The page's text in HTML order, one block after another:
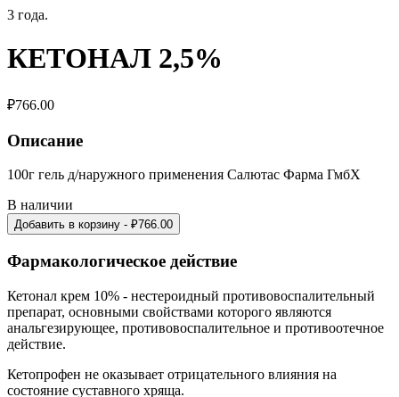
3 года.
КЕТОНАЛ 2,5%
₽766.00
Описание
100г гель д/наружного применения Салютас Фарма ГмбХ
В наличии
Добавить в корзину - ₽766.00
Фармакологическое действие
Кетонал крем 10% - нестероидный противовоспалительный
препарат, основными свойствами которого являются
анальгезирующее, противовоспалительное и противоотечное
действие.
Кетопрофен не оказывает отрицательного влияния на
состояние суставного хряща.